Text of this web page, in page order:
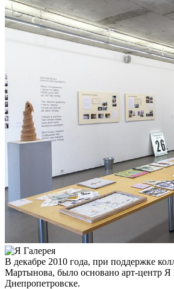
В декабре 2010 года, при поддержке
Мартынова, было основано арт-центр Я
Днепропетровске.